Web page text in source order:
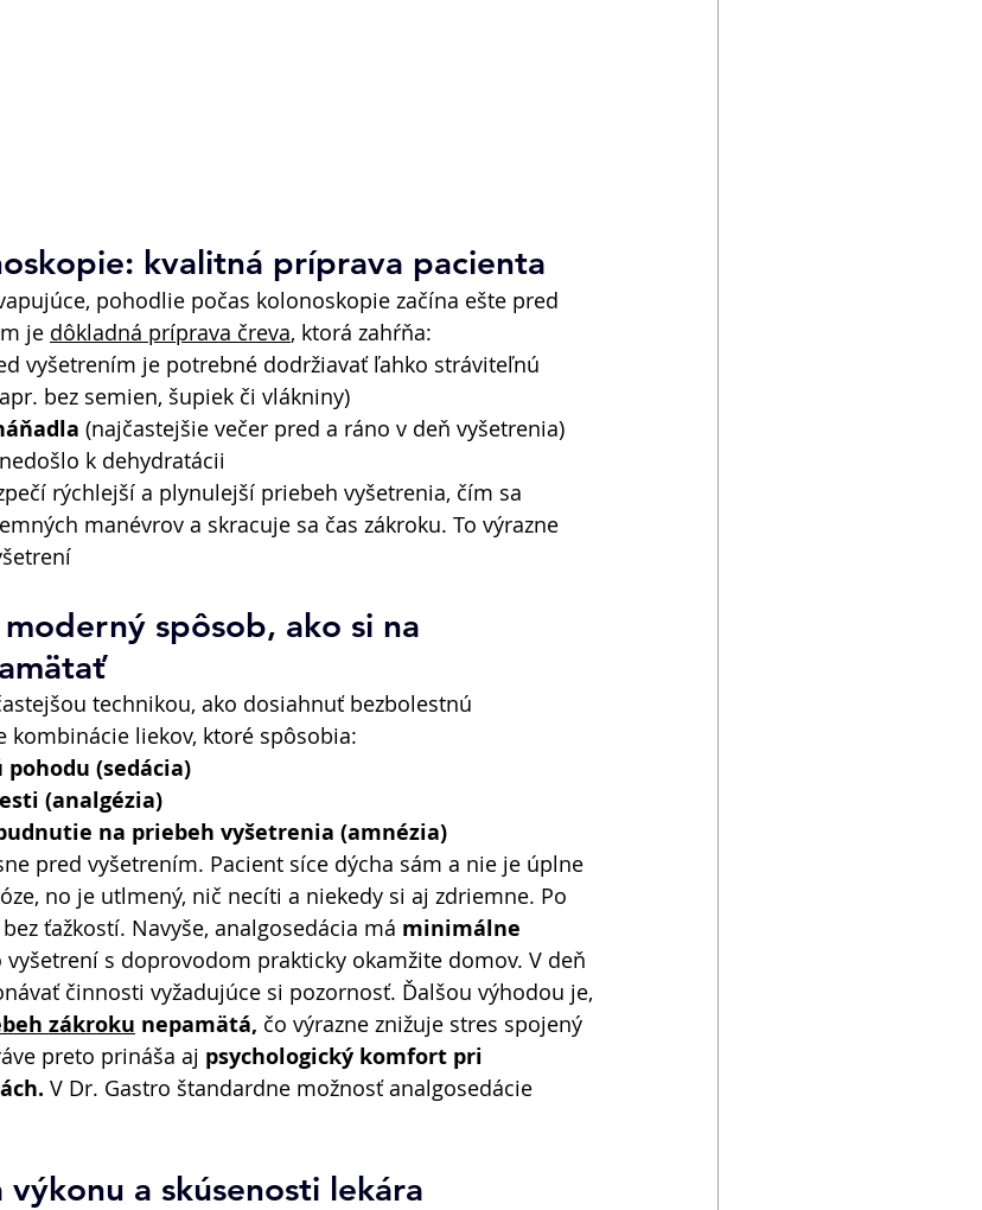
kvalitná príprava pacienta
pohodlie počas kolonoskopie začína ešte pred
je dôkladná príprava čreva, ktorá zahŕňa:
vyšetrením je potrebné dodržiavať ľahko stráviteľnú
bez semien, šupiek či vlákniny)
(najčastejšie večer pred a ráno v deň vyšetrenia)
k dehydratácii
rýchlejší a plynulejší priebeh vyšetrenia, čím sa
manévrov a skracuje sa čas zákroku. To výrazne
spôsob, ako si na
technikou, ako dosiahnuť bezbolestnú
kombinácie liekov, ktoré spôsobia:
(sedácia)
(analgézia)
na priebeh vyšetrenia (amnézia)
pred vyšetrením. Pacient síce dýcha sám a nie je úplne
no je utlmený, nič necíti a niekedy si aj zdriemne. Po
ťažkostí. Navyše, analgosedácia má minimálne
s doprovodom prakticky okamžite domov. V deň
činnosti vyžadujúce si pozornosť. Ďalšou výhodou je,
zákroku nepamätá, čo výrazne znižuje stres spojený
preto prináša aj psychologický komfort pri
V Dr. Gastro štandardne možnosť analgosedácie
a skúsenosti lekára